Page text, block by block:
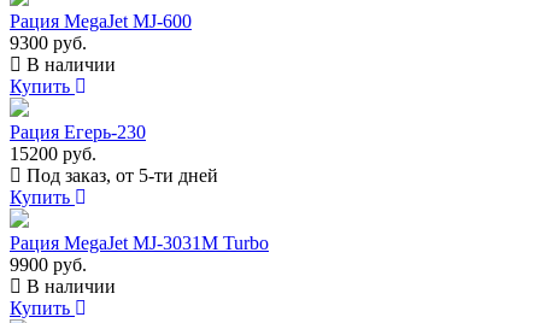
Рация MegaJet MJ-600
9300 руб.
В наличии
Купить
Рация Егерь-230
15200 руб.
Под заказ, от 5-ти дней
Купить
Рация MegaJet MJ-3031M Turbo
9900 руб.
В наличии
Купить